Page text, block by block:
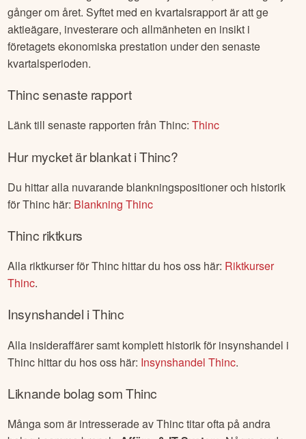
gånger om året. Syftet med en kvartalsrapport är att ge
aktieägare, investerare och allmänheten en insikt i
företagets ekonomiska prestation under den senaste
kvartalsperioden.
Thincsenaste rapport
Länk till senaste rapporten frånThinc:Thinc
Hur mycket är blankat iThinc?
Du hittar alla nuvarande blankningspositioner och historik
förThinc här: BlankningThinc
Thinc riktkurs
Alla riktkurser förThinc hittar du hos oss här: Riktkurser
Thinc.
Insynshandel iThinc
Alla insideraffärer samt komplett historik för insynshandel i
Thinc hittar du hos oss här: InsynshandelThinc.
Liknande bolag somThinc
Många som är intresserade avThinctitar ofta på andra